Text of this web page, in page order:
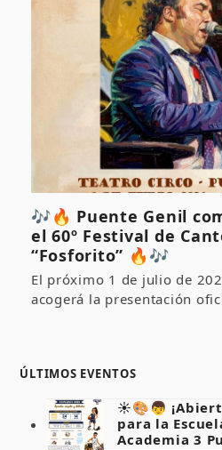
🎶🔥 Puente Genil
el 60º Festival de
“Fosforito” 🔥🎶
El próximo 1 de julio de
acogerá la presentación
ÚLTIMOS EVENTOS
☀️🎨👦
para la
Academia 3